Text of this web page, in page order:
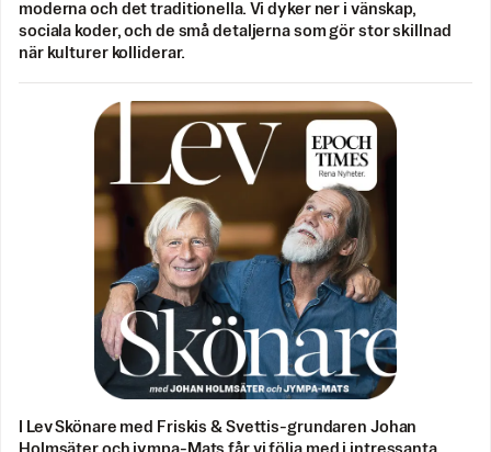
moderna och det traditionella. Vi dyker ner i vänskap,
sociala koder, och de små detaljerna som gör stor skillnad
när kulturer kolliderar.
I Lev Skönare med Friskis & Svettis-grundaren Johan